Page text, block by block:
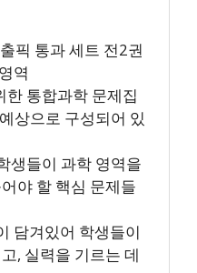
픽 통과 세트 전2권
역
한 통합과학 문제집
상으로 구성되어 있
생들이 과학 영역을
야 할 핵심 문제들
담겨있어 학생들이
, 실력을 기르는 데